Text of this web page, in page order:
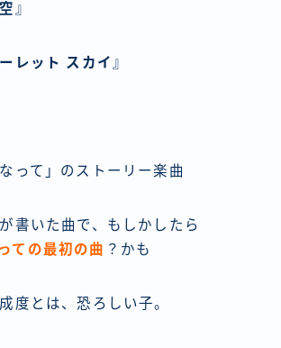
』
レット スカイ 』
って」のストーリー楽曲
書いた曲で、もしかしたら
ての最初の曲 ？かも
度とは、恐ろしい子。